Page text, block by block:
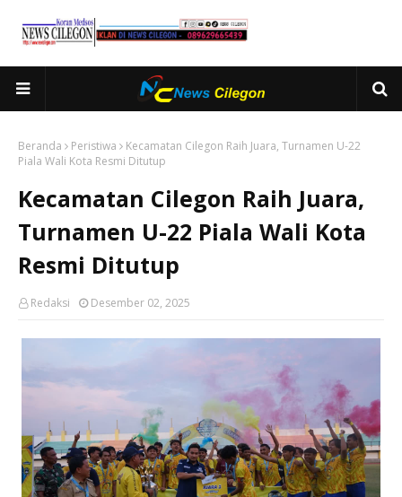
Beranda Peristiwa
Kecamatan Cilegon Raih Juara, Turnamen U-22
Piala Wali Kota Resmi Ditutup
Kecamatan Cilegon Raih Juara,
Turnamen U-22 Piala Wali Kota
Resmi Ditutup
Redaksi Desember 02, 2025